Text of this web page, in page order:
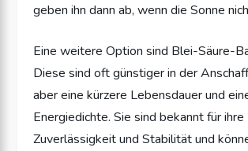
geben ihn dann ab, wenn die Sonne
Eine weitere Option sind Blei-Säure-
Diese sind oft günstiger in der
aber eine kürzere Lebensdauer und
Energiedichte. Sie sind bekannt für ihre
Zuverlässigkeit und Stabilität und